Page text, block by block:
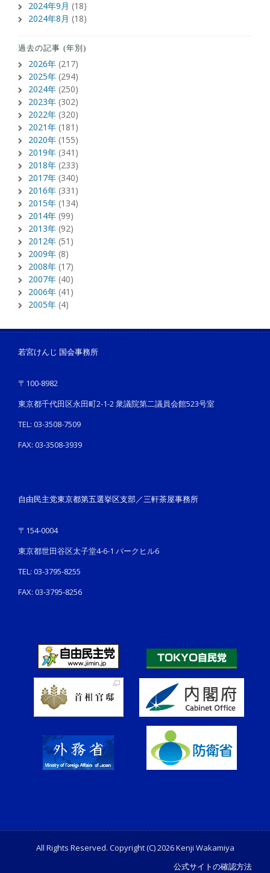
2024年9月 (18)
2024年8月 (18)
過去の記事 (年別)
2026年 (217)
2025年 (294)
2024年 (250)
2023年 (302)
2022年 (320)
2021年 (181)
2020年 (155)
2019年 (341)
2018年 (233)
2017年 (340)
2016年 (331)
2015年 (134)
2014年 (99)
2013年 (92)
2012年 (51)
2009年 (8)
2008年 (17)
2007年 (40)
2006年 (41)
2005年 (4)
若宮けんじ 国会事務所
〒100-8982
東京都千代田区永田町2-1-2 衆議院第二議員会館523号室
TEL: 03-3508-7509
FAX: 03-3508-3939
自由民主党東京都第五選挙区支部／三軒茶屋事務所
〒154-0004
東京都世田谷区太子堂4-6-1 パークヒル6
TEL: 03-3795-8255
FAX: 03-3795-8256
All Rights Reserved. Copyright (C) 2026 Kenji Wakamiya
公式サイトの確認方法